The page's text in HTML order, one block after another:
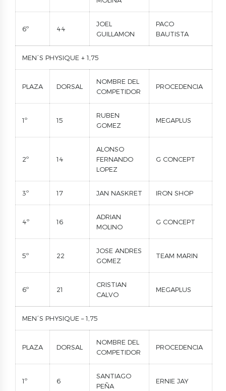
6º 44
JOEL
GUILLAMON
PACO
BAUTISTA
MEN´S PHYSIQUE + 1,75
PLAZA DORSAL
NOMBRE DEL
COMPETIDOR
PROCEDENCIA
1º 15
RUBEN
GOMEZ
MEGAPLUS
2º 14
ALONSO
FERNANDO
LOPEZ
G CONCEPT
3º 17 JAN NASKRET IRON SHOP
4º 16
ADRIAN
MOLINO
G CONCEPT
5º 22
JOSE ANDRES
GOMEZ
TEAM MARIN
6º 21
CRISTIAN
CALVO
MEGAPLUS
MEN´S PHYSIQUE – 1,75
PLAZA DORSAL
NOMBRE DEL
COMPETIDOR
PROCEDENCIA
1º 6
SANTIAGO
PEÑA
ERNIE JAY